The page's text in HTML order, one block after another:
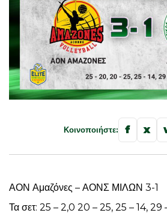
Κοινοποιήστε: f x
ΑΟΝ Αμαζόνες – ΑΟΝΣ ΜΙΛΩΝ 3-1
Τα σετ: 25 – 2,0 20 – 25, 25 – 14, 29